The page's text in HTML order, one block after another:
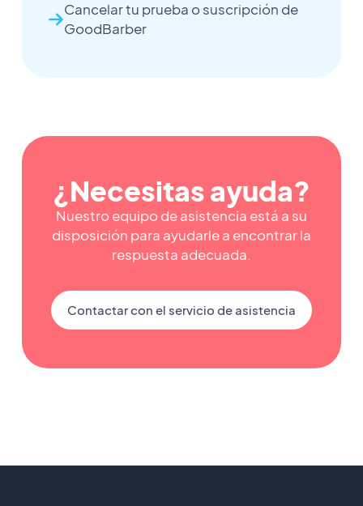
Cancelar tu prueba o suscripción de
GoodBarber
¿Necesitas ayuda?
Nuestro equipo de asistencia está a su
disposición para ayudarle a encontrar la
respuesta adecuada.
Contactar con el servicio de asistencia